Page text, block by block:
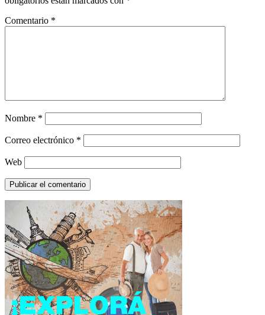
Comentario *
Nombre *
Correo electrónico *
Web